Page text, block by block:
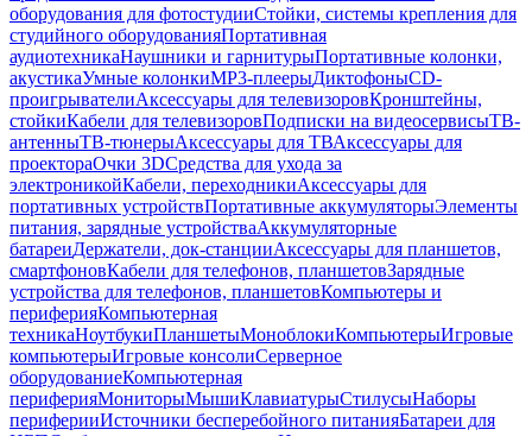
оборудования для фотостудииСтойки, системы крепления для
студийного оборудованияПортативная
аудиотехникаНаушники и гарнитурыПортативные колонки,
акустикаУмные колонкиMP3-плеерыДиктофоныCD-
проигрывателиАксессуары для телевизоровКронштейны,
стойкиКабели для телевизоровПодписки на видеосервисыТВ-
антенныТВ-тюнерыАксессуары для ТВАксессуары для
проектораОчки 3DСредства для ухода за
электроникойКабели, переходникиАксессуары для
портативных устройствПортативные аккумуляторыЭлементы
питания, зарядные устройстваАккумуляторные
батареиДержатели, док-станцииАксессуары для планшетов,
смартфоновКабели для телефонов, планшетовЗарядные
устройства для телефонов, планшетовКомпьютеры и
периферияКомпьютерная
техникаНоутбукиПланшетыМоноблокиКомпьютерыИгровые
компьютерыИгровые консолиСерверное
оборудованиеКомпьютерная
периферияМониторыМышиКлавиатурыСтилусыНаборы
периферииИсточники бесперебойного питанияБатареи для